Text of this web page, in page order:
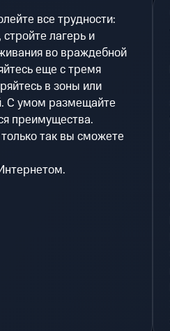
все трудности:
лагерь и
во враждебной
еще с тремя
в зоны или
С умом размещайте
преимущества.
так вы сможете